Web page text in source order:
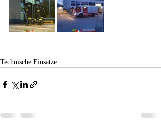
Technische Einsätze